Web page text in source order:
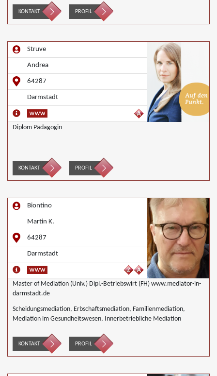
KONTAKT PROFIL
Struve
Andrea
64287
Darmstadt
Diplom Pädagogin
KONTAKT PROFIL
Biontino
Martin K.
64287
Darmstadt
Master of Mediation (Univ.) Dipl.-Betriebswirt (FH) www.mediator-in-
darmstadt.de
Scheidungsmediation, Erbschaftsmediation, Familienmediation,
Mediation im Gesundheitswesen, Innerbetriebliche Mediation
KONTAKT PROFIL